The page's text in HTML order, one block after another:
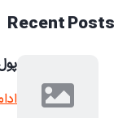
Recent Posts